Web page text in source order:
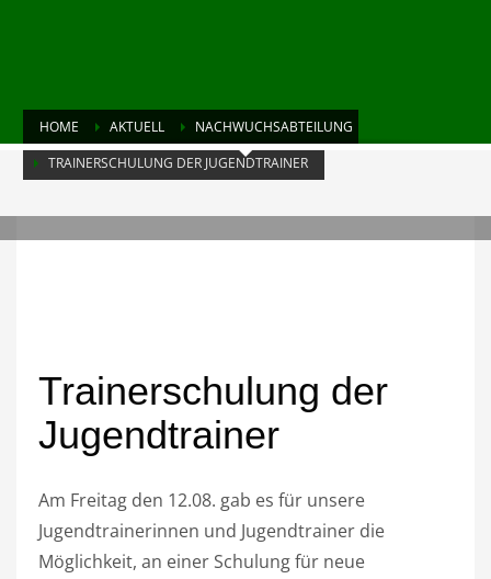
HOME AKTUELL
NACHWUCHSABTEILUNG
TRAINERSCHULUNG DER JUGENDTRAINER
Trainerschulung der
Jugendtrainer
Am Freitag den 12.08. gab es für unsere
Jugendtrainerinnen und Jugendtrainer die
Möglichkeit, an einer Schulung für neue